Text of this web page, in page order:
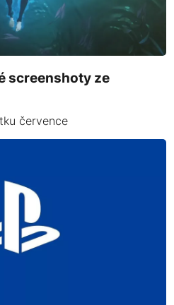
screenshoty ze
července